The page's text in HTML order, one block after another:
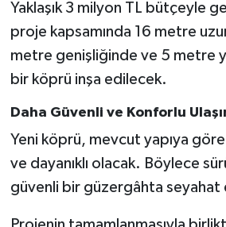
Yaklaşık 3 milyon TL bütçeyle
proje kapsamında 16 metre
metre genişliğinde ve 5 metre
bir köprü inşa edilecek.
Daha Güvenli ve Konforlu
Yeni köprü, mevcut yapıya
ve dayanıklı olacak. Böylece
güvenli bir güzergâhta seyahat